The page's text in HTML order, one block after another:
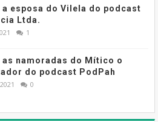
a esposa do Vilela do podcast
Ltda.
1
as namoradas do Mítico o
do podcast PodPah
0